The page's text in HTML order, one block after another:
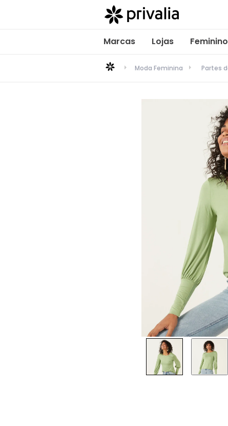
Marcas Lojas Feminino
Moda Feminina Partes